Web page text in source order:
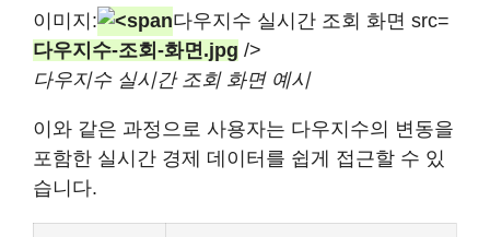
이미지:
다우지수 실시간 조회 화면 src=
다우지수-조회-화면.jpg />
다우지수 실시간 조회 화면 예시
이와 같은 과정으로 사용자는 다우지수의 변동을
포함한 실시간 경제 데이터를 쉽게 접근할 수 있
습니다.